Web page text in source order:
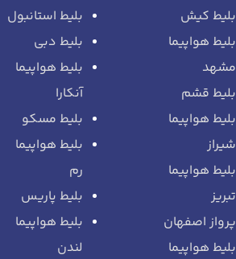
بلیط کیش
بلیط هواپیما
مشهد
بلیط قشم
بلیط هواپیما
شیراز
بلیط هواپیما
تبریز
پرواز اصفهان
بلیط هواپیما
بلیط استانبول
بلیط دبی
بلیط هواپیما
آنکارا
بلیط مسکو
بلیط هواپیما
رم
بلیط پاریس
بلیط هواپیما
لندن